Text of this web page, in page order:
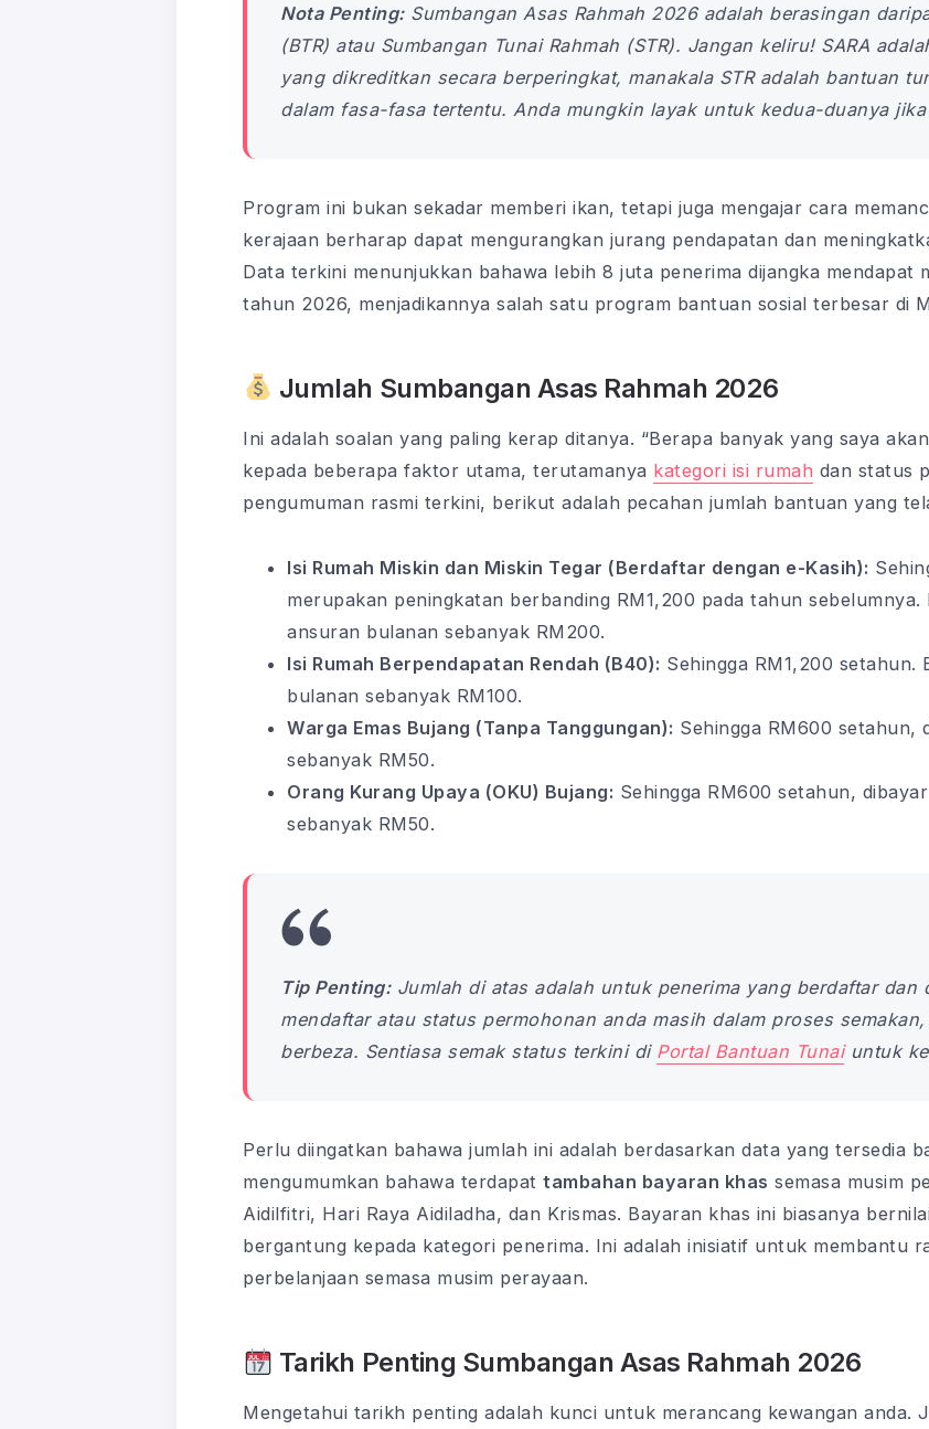
Nota Penting:Sumbangan Asas Rahmah 2026 adalah berasingan
(BTR) atau Sumbangan Tunai Rahmah (STR). Jangan keliru! SARA
yang dikreditkan secara berperingkat, manakala STR adalah bantuan
dalam fasa-fasa tertentu. Anda mungkin layak untuk kedua-duanya
Program ini bukan sekadar memberi ikan, tetapi juga mengajar cara
kerajaan berharap dapat mengurangkan jurang pendapatan dan
Data terkini menunjukkan bahawa lebih 8 juta penerima dijangka mendapat
tahun 2026, menjadikannya salah satu program bantuan sosial terbesar di
Jumlah Sumbangan Asas Rahmah 2026
Ini adalah soalan yang paling kerap ditanya. “Berapa banyak yang saya
kepada beberapa faktor utama, terutamanya kategori isi rumah dan status
pengumuman rasmi terkini, berikut adalah pecahan jumlah bantuan yang
Isi Rumah Miskin dan Miskin Tegar (Berdaftar dengan e-Kasih):
merupakan peningkatan berbanding RM1,200 pada tahun
ansuran bulanan sebanyak RM200.
Isi Rumah Berpendapatan Rendah (B40): Sehingga RM1,200
bulanan sebanyak RM100.
Warga Emas Bujang (Tanpa Tanggungan): Sehingga RM600 setahun,
sebanyak RM50.
Orang Kurang Upaya (OKU) Bujang: Sehingga RM600 setahun,
sebanyak RM50.
Tip Penting:Jumlah di atas adalah untuk penerima yang berdaftar dan
mendaftar atau status permohonan anda masih dalam proses
berbeza. Sentiasa semak status terkini di Portal Bantuan Tunaiuntuk
Perlu diingatkan bahawa jumlah ini adalah berdasarkan data yang tersedia
mengumumkan bahawa terdapat tambahan bayaran khas semasa musim
Aidilfitri, Hari Raya Aidiladha, dan Krismas. Bayaran khas ini biasanya
bergantung kepada kategori penerima. Ini adalah inisiatif untuk membantu
perbelanjaan semasa musim perayaan.
Tarikh Penting Sumbangan Asas Rahmah 2026
Mengetahui tarikh penting adalah kunci untuk merancang kewangan anda.